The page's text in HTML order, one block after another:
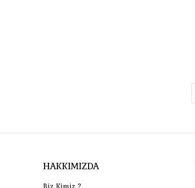
HAKKIMIZDA